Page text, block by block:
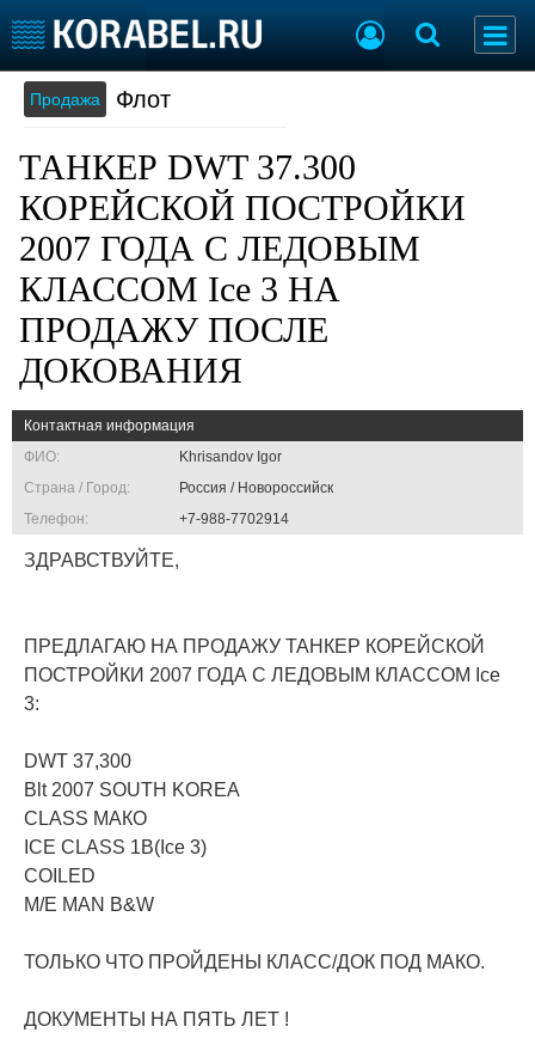
Судостроение
Новости
Компании
Репутация
Работа
Крюинг
Реклама
Продажа флота
Оборудование
Изделия
Материалы
Услуги
Конференции
Выставки и семинары
Словарь
Флот
Галерея флота
Продажа Флот
ТАНКЕР DWT 37.300
КОРЕЙCКОЙ ПОСТРОЙКИ
2007 ГОДА С ЛЕДОВЫМ
КЛАССОМ Ice 3 НА
ПРОДАЖУ ПОСЛЕ
ДОКОВАНИЯ
Контактная информация
ФИО:
Khrisandov Igor
Страна / Город:
Россия / Новороссийск
Телефон:
+7-988-7702914
ЗДРАВСТВУЙТЕ,
ПРЕДЛАГАЮ НА ПРОДАЖУ ТАНКЕР КОРЕЙСКОЙ
ПОСТРОЙКИ 2007 ГОДА С ЛЕДОВЫМ КЛАССОМ Ice
3:
DWT 37,300
Blt 2007 SOUTH KOREA
CLASS МАКО
ICE CLASS 1B(Ice 3)
СOILED
M/E MAN B&W
ТОЛЬКО ЧТО ПРОЙДЕНЫ КЛАСС/ДОК ПОД МАКО.
ДОКУМЕНТЫ НА ПЯТЬ ЛЕТ !